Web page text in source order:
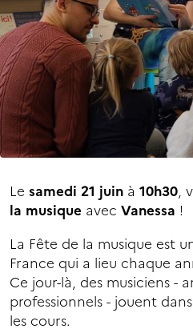
Le samedi 21 juin à 10h30,
la musique avec Vanessa !
La Fête de la musique est
France qui a lieu chaque
Ce jour-là, des musiciens -
professionnels - jouent
les cours.